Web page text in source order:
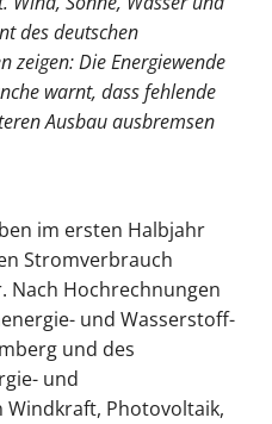
des deutschen
zeigen: Die Energiewende
warnt, dass fehlende
Ausbau ausbremsen
im ersten Halbjahr
Stromverbrauch
Nach Hochrechnungen
und Wasserstoff-
und des
und
Photovoltaik,